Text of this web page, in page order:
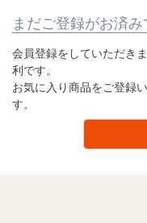
まだご登録がお済
会員登録をしていただき
利です。
お気に入り商品をご登録
す。